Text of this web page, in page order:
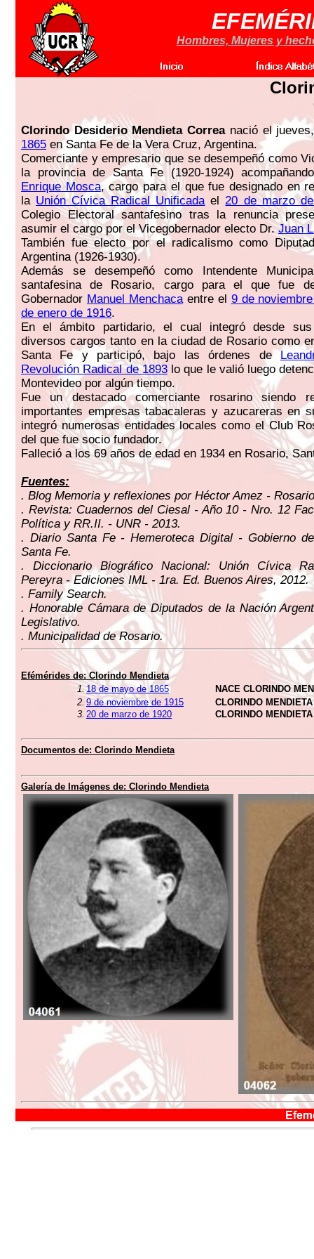
Hombres, Mujeres y
Clorindo Desiderio Mendieta Correanació el
1865 en Santa Fe de la Vera Cruz, Argentina.
Comerciante y empresario que se desempeñó como
la provincia de Santa Fe (1920-1924)
Enrique Mosca, cargo para el que fue designado en
la Unión Cívica Radical Unificadael20 de marzo
Colegio Electoral santafesino tras la renuncia
asumir el cargo por el Vicegobernador electo Dr. Juan
También fue electo por el radicalismo como
Argentina (1926-1930).
Además se desempeñó como Intendente
santafesina de Rosario, cargo para el que fue
Gobernador Manuel Menchacaentre el 9 de
de enero de 1916.
En el ámbito partidario, el cual integró desde
diversos cargos tanto en la ciudad de Rosario como
Santa Fe y participó, bajo las órdenes de
Revolución Radical de 1893lo que le valió luego
Montevideo por algún tiempo.
Fue un destacado comerciante rosarino siendo
importantes empresas tabacaleras y azucareras en
integró numerosas entidades locales como el Club
del que fue socio fundador.
Falleció a los 69 años de edad en 1934 en Rosario,
Fuentes:
. Blog Memoria y reflexiones por Héctor Amez -
. Revista: Cuadernos del Ciesal - Año 10 - Nro. 12
Política y RR.II. - UNR - 2013.
. Diario Santa Fe - Hemeroteca Digital - Gobierno
Santa Fe.
. Diccionario Biográfico Nacional: Unión Cívica
Pereyra - Ediciones IML - 1ra. Ed. Buenos Aires, 2012.
. Family Search.
. Honorable Cámara de Diputados de la Nación
Legislativo.
. Municipalidad de Rosario.
Efémérides de: Clorindo Mendieta
1.18 de mayo de 1865
NACE CLORINDO
2. 9 de noviembre de 1915
CLORINDO
3. 20 de marzo de 1920 CLORINDO
Documentos de: Clorindo Mendieta
Galería de Imágenes de: Clorindo Mendieta